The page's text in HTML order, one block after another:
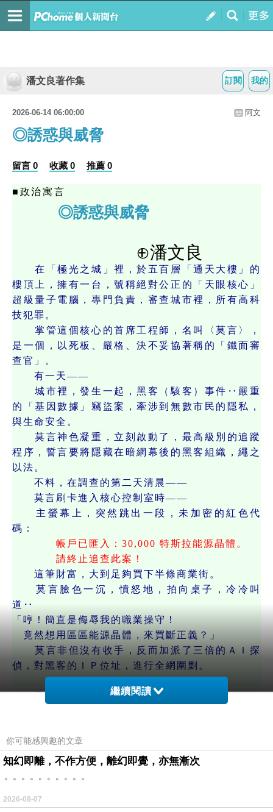
我的
訂閱
潘文良著作集
2026-06-14 06:00:00 阿文
◎誘惑與威脅
留言 0 收藏 0 推薦 0
■政治寓言
◎誘惑與威脅
⊕潘文良
在「極光之城」裡，於五百層「通天大樓」的
樓頂上，擁有一台，號稱絕對公正的「天眼核心」
超級量子電腦，專門負責，審查城市裡，所有高科
技犯罪。
掌管這個核心的首席工程師，名叫〈莫言〉，
是一個，以死板、嚴格、決不妥協著稱的「鐵面審
查官」。
有一天——
城市裡，發生一起，黑客（駭客）事件‥嚴重
的「基因數據」竊盜案，牽涉到無數市民的隱私，
與生命安全。
莫言神色凝重，立刻啟動了，最高級別的追蹤
程序，誓言要將隱藏在暗網幕後的黑客組織，繩之
以法。
不料，在調查的第二天清晨——
莫言刷卡進入核心控制室時——
主螢幕上，突然跳出一段，未加密的紅色代
碼：
帳戶已匯入：30,000 特斯拉能源晶體。
請終止追查此案！
這筆財富，大到足夠買下半條商業街。
莫言臉色一沉，憤怒地，拍向桌子，冷冷叫
道‥
「哼！簡直是侮辱我的職業操守！
竟然想用區區能源晶體，來買斷正義？」
莫言非但沒有收手，反而加派了三倍的ＡＩ探
偵，對黑客的ＩＰ位址，進行全網圍剿。
又過了一天——
出，一個閃爍著金光的驚人數字‥
100,000,000 兆赫茲——核心終極權限。
算資源與權限）——
繼續閱讀
你可能感興趣的文章
知幻即離，不作方便，離幻即覺，亦無漸次
。。。。。。。。。。
2026-08-07